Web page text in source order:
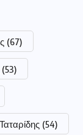
(67)
(53)
(54)